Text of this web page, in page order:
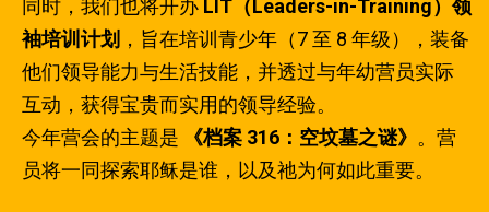
同时，我们也将开办 LIT（Leaders-in-Training）领
袖培训计划 ，旨在培训青少年（7 至 8 年级），装备
他们领导能力与生活技能，并透过与年幼营员实际
互动，获得宝贵而实用的领导经验。
今年营会的主题是
《档案 316：空坟墓之谜》 。营
员将一同探索耶稣是谁，以及祂为何如此重要。